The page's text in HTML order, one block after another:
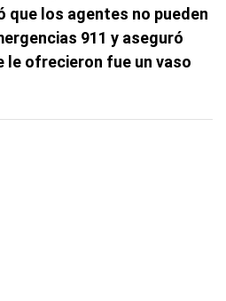
que los agentes no pueden
911 y aseguró
le ofrecieron fue un vaso